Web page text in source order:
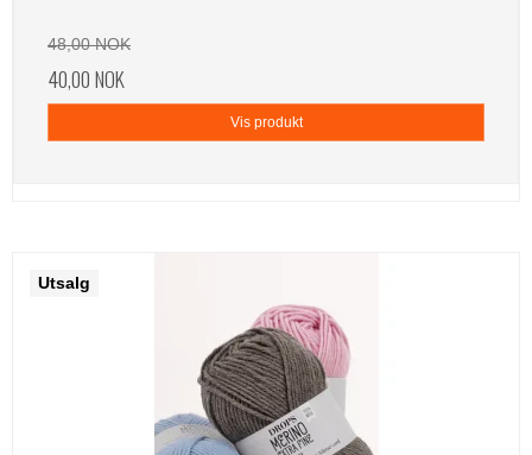
48,00 NOK
40,00 NOK
Vis produkt
Utsalg